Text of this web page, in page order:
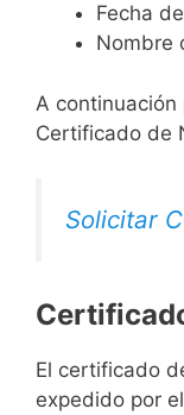
Fecha
Nombre
A
Certificado de
Solicitar
El certificado
expedido por